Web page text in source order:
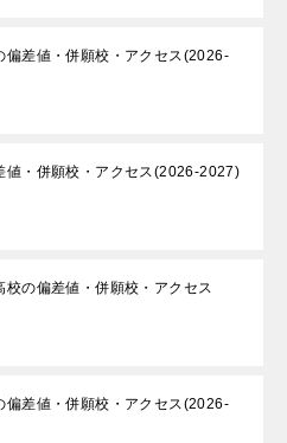
偏差値・併願校・アクセス(2026-
値・併願校・アクセス(2026-2027)
校の偏差値・併願校・アクセス
偏差値・併願校・アクセス(2026-